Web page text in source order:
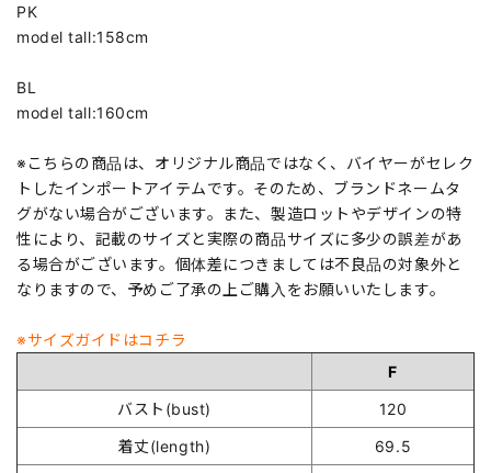
PK
model tall:158cm
BL
model tall:160cm
※こちらの商品は、オリジナル商品ではなく、バイヤーがセレク
トしたインポートアイテムです。そのため、ブランドネームタ
グがない場合がございます。また、製造ロットやデザインの特
性により、記載のサイズと実際の商品サイズに多少の誤差があ
る場合がございます。個体差につきましては不良品の対象外と
なりますので、予めご了承の上ご購入をお願いいたします。
※サイズガイドはコチラ
F
バスト(bust)
120
着丈(length)
69.5